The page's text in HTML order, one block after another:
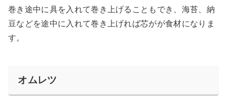
巻き途中に具を入れて巻き上げることもでき、海苔、納
豆などを途中に入れて巻き上げれば芯がが食材になりま
す。
オムレツ